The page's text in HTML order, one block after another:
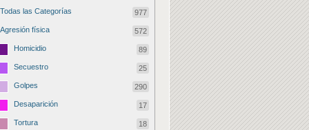
Todas las Categorías 977
Agresión física 572
Homicidio 89
Secuestro 25
Golpes 290
Desaparición 17
Tortura 18